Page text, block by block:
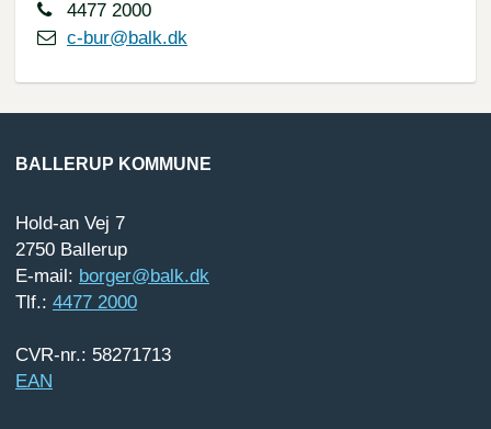
4477 2000
c-bur@balk.dk
BALLERUP KOMMUNE
Hold-an Vej 7
2750 Ballerup
E-mail: borger@balk.dk
Tlf.: 4477 2000
CVR-nr.: 58271713
EAN